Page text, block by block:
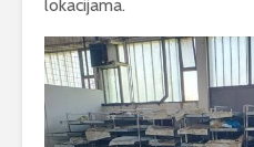
lokacijama.